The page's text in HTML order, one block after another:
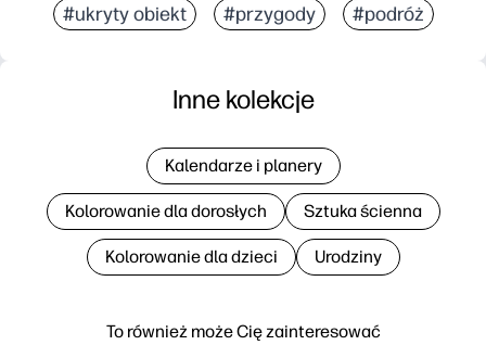
#ukryty obiekt #przygody #podróż
To również może Cię zainteresować
Inne kolekcje
Kalendarze i planery
Kolorowanie dla dorosłych Sztuka ścienna
Kolorowanie dla dzieci Urodziny